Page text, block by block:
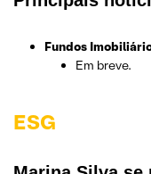
Fundos
Em breve.
ESG